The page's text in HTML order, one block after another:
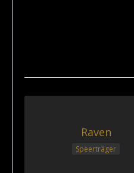
Raven
Speerträger